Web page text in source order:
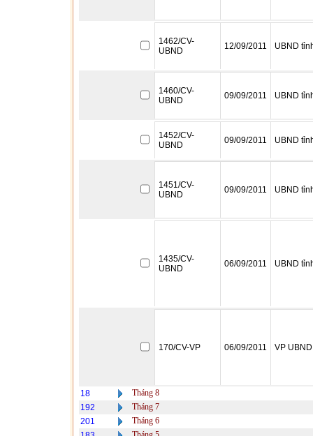
1462/CV-
UBND
12/09/2011 UBND
1460/CV-
UBND
09/09/2011 UBND
1452/CV-
UBND
09/09/2011 UBND
1451/CV-
UBND
09/09/2011 UBND
1435/CV-
UBND
06/09/2011 UBND
170/CV-VP 06/09/2011 VP
18
Tháng 8
192
Tháng 7
201
Tháng 6